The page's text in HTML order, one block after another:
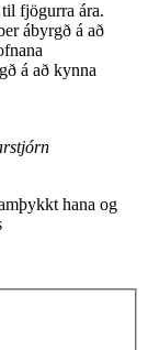
fjögurra ára.
ábyrgð á að
á að kynna
hana og